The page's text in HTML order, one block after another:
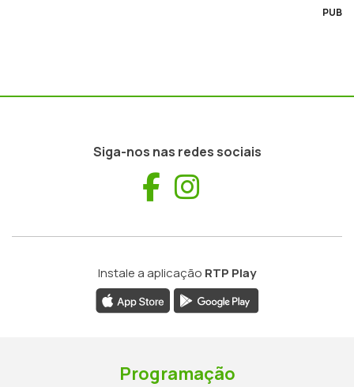
PUB
Siga-nos nas redes sociais
Facebook
Instale a aplicação RTP Play
Programação